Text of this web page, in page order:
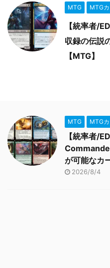
MTG MTG
【統率者/
収録の伝説
【MTG】
MTG MTG
【統率者/
が可能なカ
2026/8/4